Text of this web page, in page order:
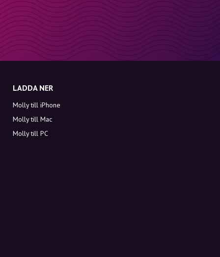
LADDA NER
Molly till iPhone
Molly till Mac
Molly till PC